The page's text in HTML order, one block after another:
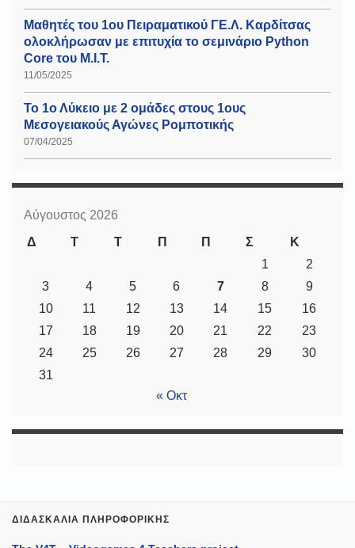
Μαθητές του 1ου Πειραματικού ΓΕ.Λ. Καρδίτσας
ολοκλήρωσαν με επιτυχία το σεμινάριο Python
Core του Μ.Ι.Τ.
11/05/2025
Το 1ο Λύκειο με 2 ομάδες στους 1ους
Μεσογειακούς Αγώνες Ρομποτικής
07/04/2025
Αύγουστος 2026
Δ
Τ Τ Π Π Σ
Κ
1
2
3
4 5 6 7 8
9
10
11 12 13 14 15
16
17
18 19 20 21 22
23
24
25 26 27 28 29
30
31
« Οκτ
ΔΙΔΑΣΚΑΛΊΑ ΠΛΗΡΟΦΟΡΙΚΉΣ